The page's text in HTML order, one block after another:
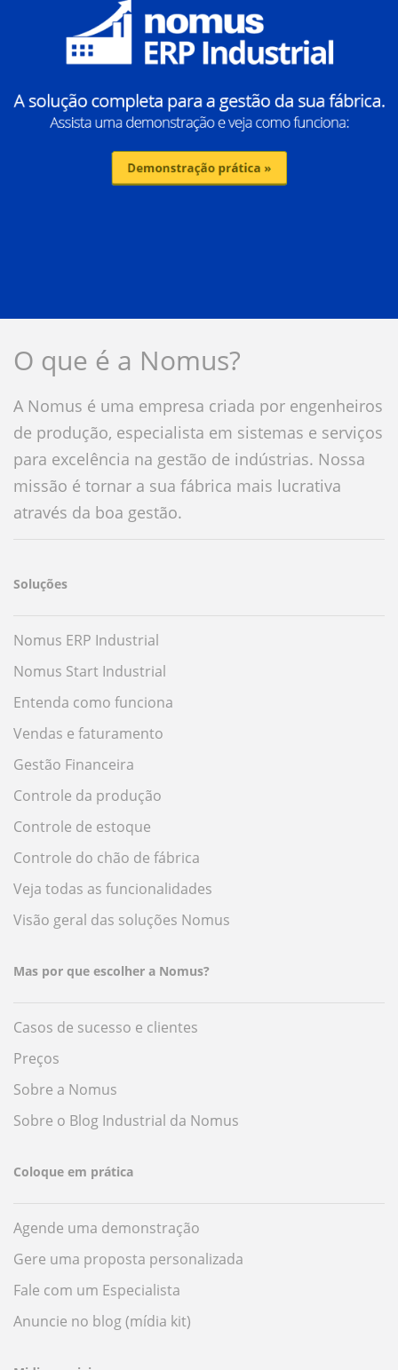
O que é a Nomus?
A Nomus é uma empresa criada por engenheiros
de produção, especialista em sistemas e serviços
para excelência na gestão de indústrias. Nossa
missão é tornar a sua fábrica mais lucrativa
através da boa gestão.
Soluções
Nomus ERP Industrial
Nomus Start Industrial
Entenda como funciona
Vendas e faturamento
Gestão Financeira
Controle da produção
Controle de estoque
Controle do chão de fábrica
Veja todas as funcionalidades
Visão geral das soluções Nomus
Mas por que escolher a Nomus?
Casos de sucesso e clientes
Preços
Sobre a Nomus
Sobre o Blog Industrial da Nomus
Coloque em prática
Agende uma demonstração
Gere uma proposta personalizada
Fale com um Especialista
Anuncie no blog (mídia kit)